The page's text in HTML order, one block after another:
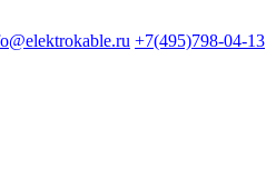
+7(495)798-04-13